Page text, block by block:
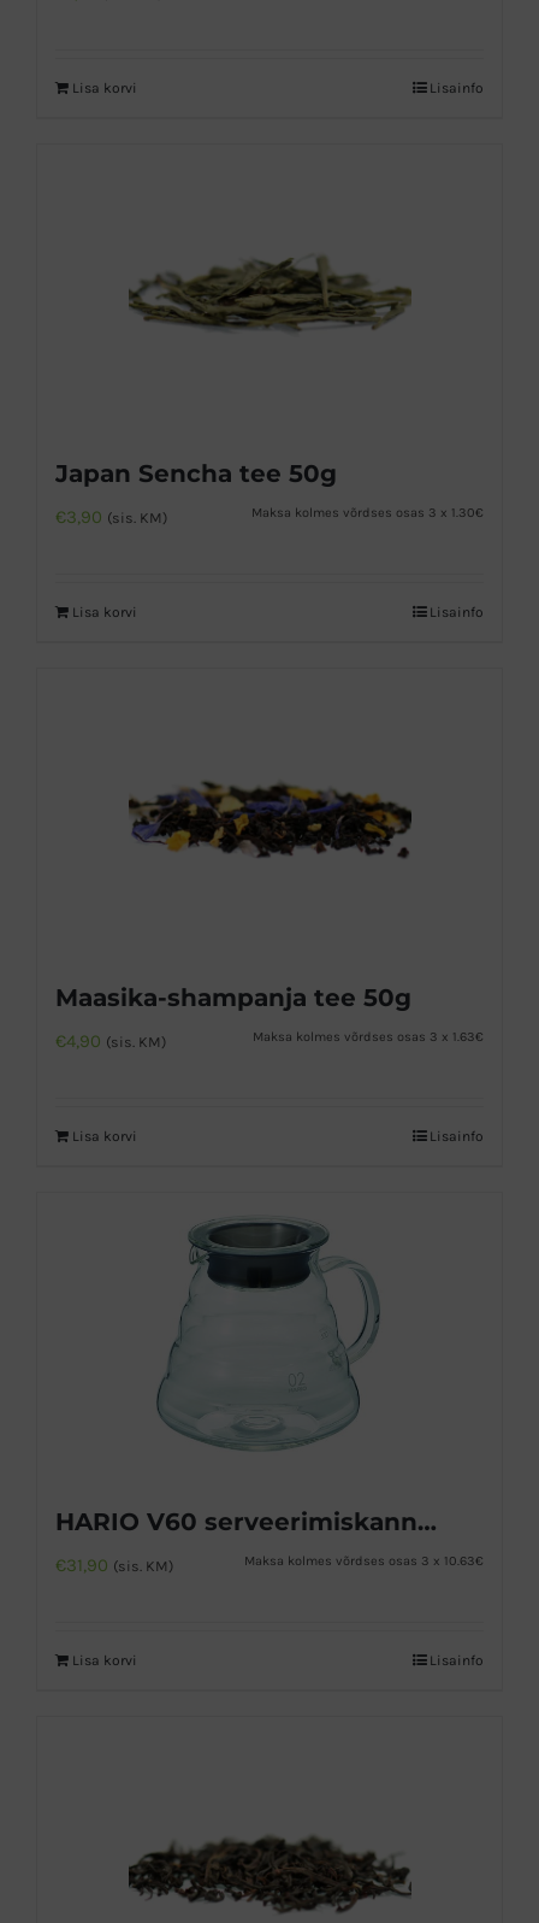
Lisa korvi Lisainfo
Japan Sencha tee 50g
€3,90 (sis. KM) Maksa kolmes võrdses osas 3 x 1.30€
Lisa korvi Lisainfo
Maasika-shampanja tee 50g
€4,90 (sis. KM) Maksa kolmes võrdses osas 3 x 1.63€
Lisa korvi Lisainfo
HARIO V60 serveerimiskann 600ml
€31,90 (sis. KM) Maksa kolmes võrdses osas 3 x 10.63€
Lisa korvi Lisainfo